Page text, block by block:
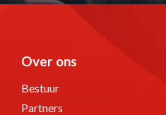
Over ons
Bestuur
Partners